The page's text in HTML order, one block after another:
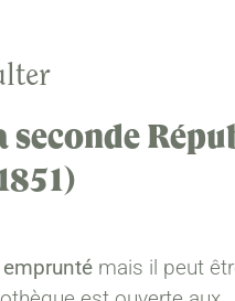
seconde
mais il peut